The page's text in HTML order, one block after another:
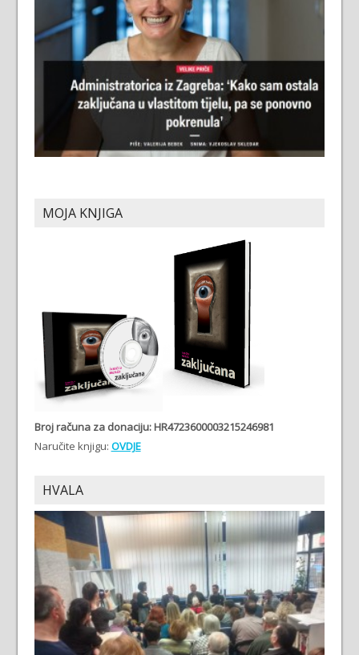
MOJA KNJIGA
Broj računa za donaciju: HR4723600003215246981
Naručite knjigu: OVDJE
HVALA